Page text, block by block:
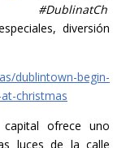
#DublinatCh
diversión
dublintown-begin-
christmas
ofrece uno
luces de la calle